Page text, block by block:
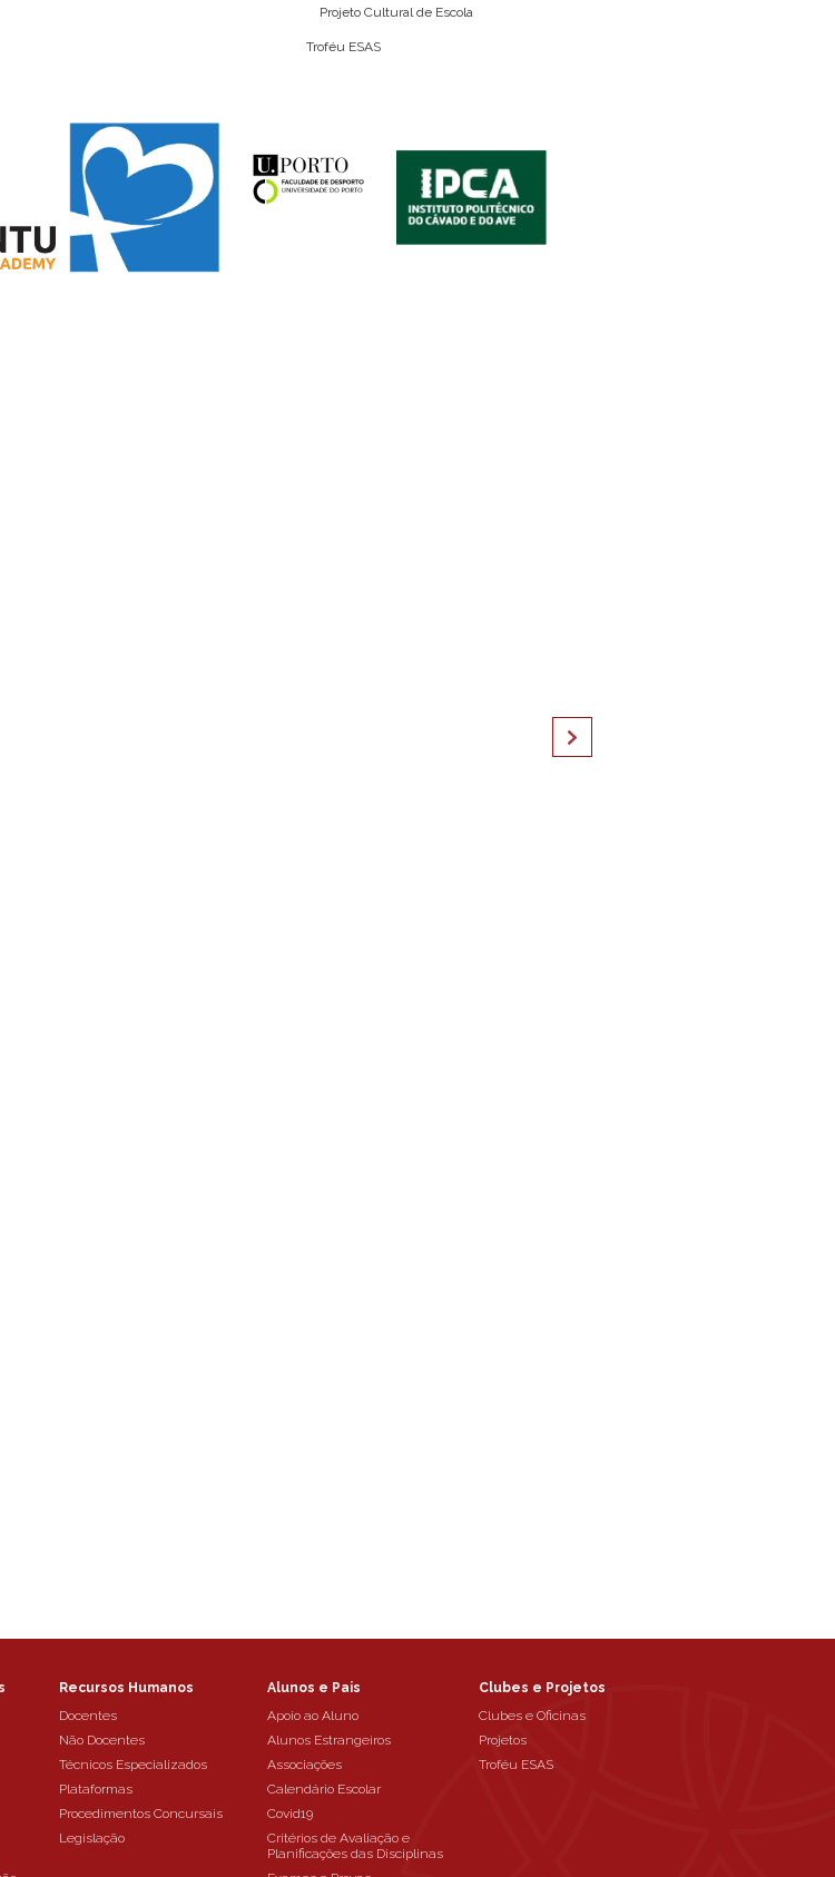
Projeto Cultural de Escola
Troféu ESAS
Recursos Humanos
Docentes
Não Docentes
Técnicos Especializados
Plataformas
Procedimentos Concursais
Legislação
Alunos e Pais
Apoio ao Aluno
Alunos Estrangeiros
Associações
Calendário Escolar
Covid19
Critérios de Avaliação e
Planificações das Disciplinas
Clubes e Projetos
Clubes e Oficinas
Projetos
Troféu ESAS